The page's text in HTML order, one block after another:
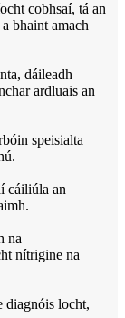
cobhsaí, tá an
bhaint amach
dáileadh
ardluais an
speisialta
cáiliúla an
na
nítrigine na
diagnóis locht,